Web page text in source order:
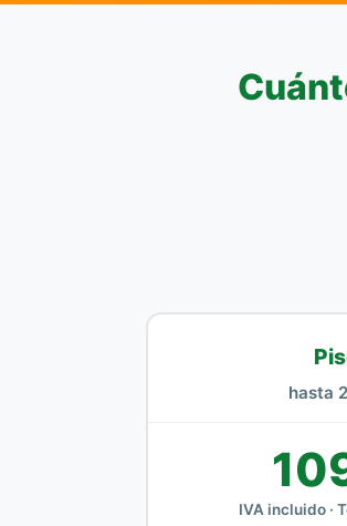
hasta
IVA incluido ·